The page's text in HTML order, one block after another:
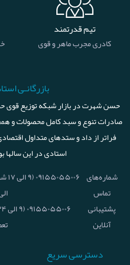
تیم قدرتمند
کادری مجرب ماهر و قوی
بازرگانـی
حسن شهرت در بازار شبکه توزیع قوی
صادرات تنوع و سبد کامل محصولات و
فراتر از داد و ستدهای متداول
استادی در این
شماره‌های
تماس
الی
پشتیبانی
آنلاین
دسترسی سریع